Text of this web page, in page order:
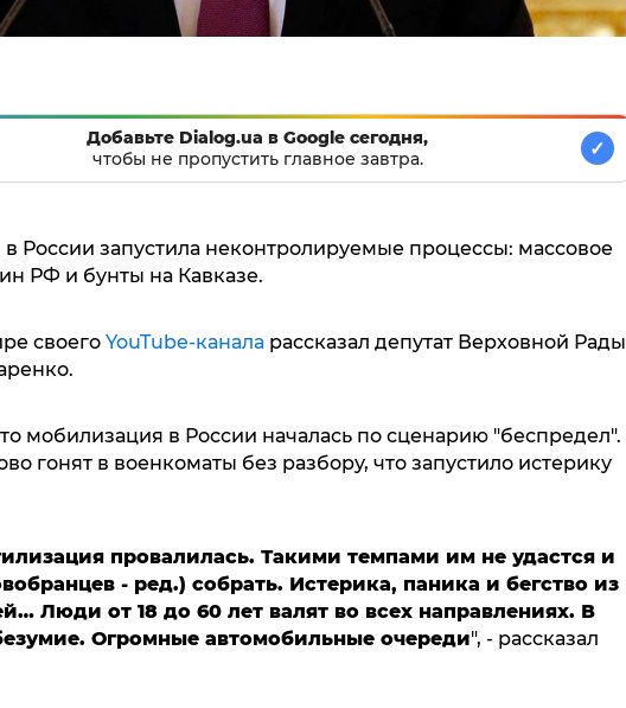
Добавьте Dialog.ua в Google сегодня,
чтобы не пропустить главное завтра.
✓
России запустила неконтролируемые процессы: массовое
РФ и бунты на Кавказе.
своего YouTube-каналарассказал депутат Верховной Рады
мобилизация в России началась по сценарию "беспредел".
гонят в военкоматы без разбору, что запустило истерику
провалилась. Такими темпами им не удастся и
- ред.) собрать. Истерика, паника и бегство из
Люди от 18 до 60 лет валят во всех направлениях. В
Огромные автомобильные очереди", - рассказал